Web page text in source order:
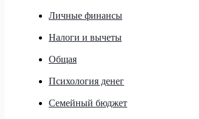
Личные финансы
Налоги и вычеты
Общая
Психология денег
Семейный бюджет